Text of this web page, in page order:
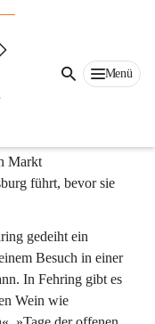
Menü
kommende
Weinstraße,
Markt
führt, bevor sie
gedeiht ein
Besuch in einer
In Fehring gibt es
Wein wie